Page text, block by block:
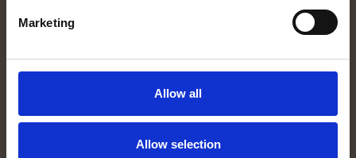
Marketing
Allow all
Allow selection
KUNDSERVICE